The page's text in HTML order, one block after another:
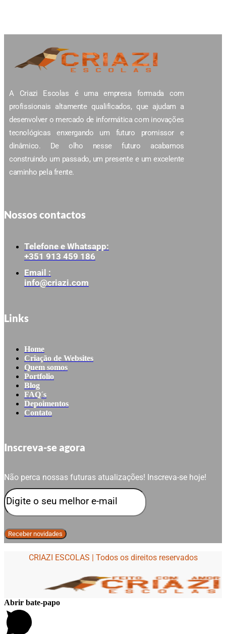
A Criazi Escolas é uma empresa formada com
profissionais altamente qualificados, que ajudam a
desenvolver o mercado de informática com inovações
tecnológicas enxergando um futuro promissor e
dinâmico. De olho nesse futuro acabamos
construindo um passado, um presente e um excelente
caminho pela frente.
Nossos contactos
Telefone e Whatsapp:
+351 913 459 186
Email :
info@criazi.com
Links
Home
Criação de Websites
Quem somos
Portfolio
Blog
FAQ´s
Depoimentos
Contato
Inscreva-se agora
Não perca nossas futuras atualizações! Inscreva-se hoje!
CRIAZI ESCOLAS | Todos os direitos reservados
Abrir bate-papo